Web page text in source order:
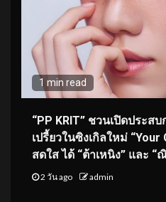
1 min read
“PP KRIT” ชวนเปิดประ
เปรี้ยวในซิงเกิลใหม่ “Your
สดใส ได้ “ต้าเหนิง” และ
2 วัน ago admin